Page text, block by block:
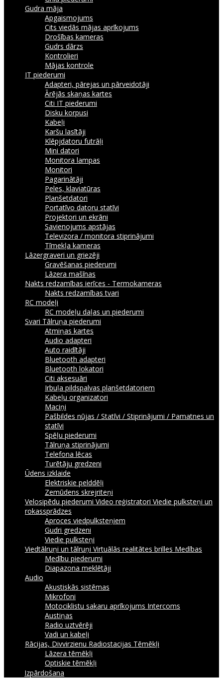
Gudra māja
Apgaismojums
Cits viedās mājas aprīkojums
Drošības kameras
Gudrs dārzs
Kontrolieri
Mājas kontrole
IT piederumi
Adapteri, pārejas un pārveidotāji
Ārējās skaņas kartes
Citi IT piederumi
Disku korpusi
Kabeļi
Karšu lasītāji
Klēpjdatoru futrāļi
Mini datori
Monitora lampas
Monitori
Pagarinātāji
Peles, klaviatūras
Planšetdatori
Portatīvo datoru statīvi
Projektori un ekrāni
Savienojums apstājas
Televizora / monitora stiprinājumi
Tīmekļa kameras
Lāzergraveri un griezēji
Gravēšanas piederumi
Lāzera mašīnas
Nakts redzamības ierīces - Termokameras
Nakts redzamības tvari
RC modeļi
RC modeļu daļas un piederumi
Svari Tālruņa piederumi
Atmiņas kartes
Audio adapteri
Auto raidītāji
Bluetooth adapteri
Bluetooth lokatori
Citi aksesuāri
Irbuļa pildspalvas planšetdatoriem
Kabeļu organizatori
Maciņi
Pašbildes nūjas / Statīvi / Stiprinājumi / Pamatnes un
statīvi
Spēļu piederumi
Tālruņa stiprinājumi
Telefona lēcas
Turētāju gredzeni
Ūdens izklaide
Elektriskie pelddēļi
Zemūdens skrejriteņi
Velosipēdu piederumi Video reģistratori Viedie pulksteņi un
rokassprādzes
Aproces viedpulksteņiem
Gudri gredzeni
Viedie pulksteņi
Viedtālruņi un tālruņi Virtuālās realitātes brilles Medības
Medību piederumi
Diapazona meklētāji
Audio
Akustiskās sistēmas
Mikrofoni
Motociklistu sakaru aprīkojums Intercoms
Austiņas
Radio uztvērēji
Vadi un kabeļi
Rācijas, Divvirzienu Radiostacijas Tēmēkļi
Lāzera tēmēkļi
Optiskie tēmēkļi
Izpārdošana